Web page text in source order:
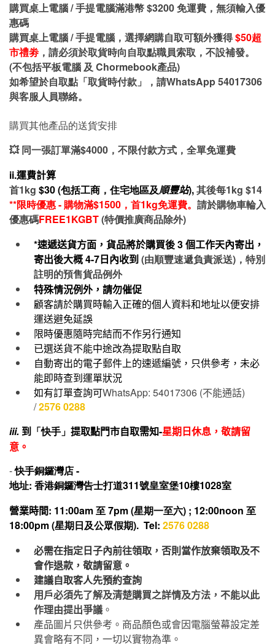
購買桌上電腦 / 手提電腦滿港幣 $3200 免運費，無須輸入優
惠碼
購買桌上電腦 / 手提電腦，選擇網購自取可額外獲得$50超
市禮劵 ，請必須於取貨時向自取點職員索取，不設補發。
(不包括平板電腦 及 Chormebook產品)
如希望於自取點「取貨時付款」，請WhatsApp 54017306
與客服人員聯絡。
購買其他產品的送貨安排
💥 同一張訂單滿$4000，不限付款方式，全單免運費
ii.運費計算
首1kg $30 (包括工商，住宅地區及順豐站),其後每1kg $14
**限時優惠 - 購物滿$1500，首1kg免運費。 請於購物車輪入
優惠碼FREE1KGBT(特價推廣商品除外)
*速遞送貨方面，貨品將於購買後3個工作天內寄出，
寄出後大概4-7日內收到(由順豐速遞負責派送)，特別
註明的預售貨品例外
特殊情況例外，請勿催促
顧客請於購買時輸入正確的個人資料和地址以便安排
運送避免延誤
限時優惠隨時完結而不作另行通知
已選送貨不能中途改為提取點自取
自動寄出的電子郵件上的速遞編號，只供參考，未必
能即時查到運單狀況
如有訂單查詢可WhatsApp: 54017306 (不能通話)
/2576 0288
iii. 到 「快手」 提取點門市自取需知-星期日休息，敬請留
意。
-快手銅鑼灣店 -
地址: 香港銅鑼灣告士打道311號皇室堡10樓1028室
營業時間: 11:00am 至 7pm (星期一至六) ; 12:00noon 至
18:00pm (星期日及公眾假期). Tel: 2576 0288
必需在指定日子內前往領取，否則當作放棄領取及不
會作退款，敬請留意。
建議自取客人先預約查詢
用戶必須先了解及清楚購買之詳情及方法，不能以此
作理由提出爭議 。
產品圖片只供參考。商品顏色或會因電腦螢幕設定差
異會略有不同，一切以實物為準。